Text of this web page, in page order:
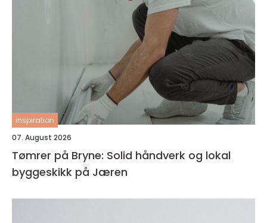
inspiration
07. August 2026
Tømrer på Bryne: Solid håndverk og lokal
byggeskikk på Jæren